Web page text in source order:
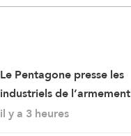
Le Pentagone presse les
industriels de l’armement
d’accélérer la production
il y a 3 heures